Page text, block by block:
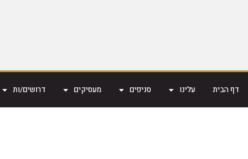
דף הבית עלינו סניפים מעסיקים דרושים/ות